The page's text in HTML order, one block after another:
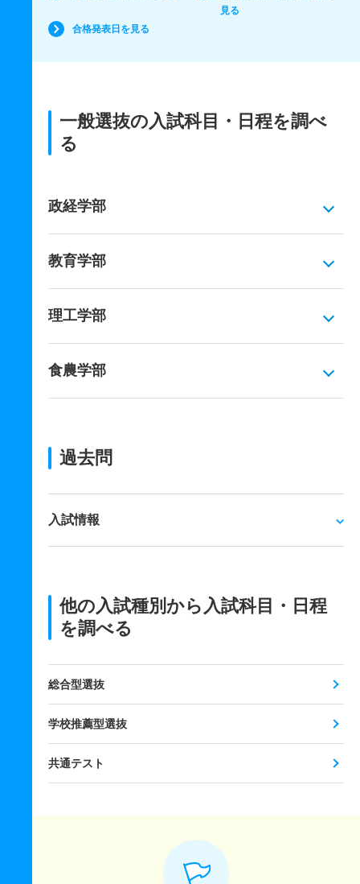
見る
合格発表日を見る
一般選抜の入試科目・日程を調べ
る
政経学部
教育学部
理工学部
食農学部
過去問
入試情報
他の入試種別から入試科目・日程
を調べる
総合型選抜
学校推薦型選抜
共通テスト